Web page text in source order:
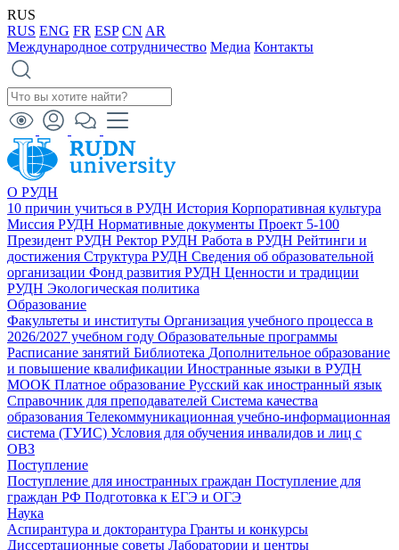
RUS
RUS ENG FR ESP CN AR
Международное сотрудничество Медиа Контакты
О РУДН
10 причин учиться в РУДН История Корпоративная культура
Миссия РУДН Нормативные документы Проект 5-100
Президент РУДН Ректор РУДН Работа в РУДН Рейтинги и
достижения Структура РУДН Сведения об образовательной
организации Фонд развития РУДН Ценности и традиции
РУДН Экологическая политика
Образование
Факультеты и институты Организация учебного процесса в
2026/2027 учебном году Образовательные программы
Расписание занятий Библиотека Дополнительное образование
и повышение квалификации Иностранные языки в РУДН
МООК Платное образование Русский как иностранный язык
Справочник для преподавателей Система качества
образования Телекоммуникационная учебно-информационная
система (ТУИС) Условия для обучения инвалидов и лиц с
ОВЗ
Поступление
Поступление для иностранных граждан Поступление для
граждан РФ Подготовка к ЕГЭ и ОГЭ
Наука
Аспирантура и докторантура Гранты и конкурсы
Диссертационные советы Лаборатории и центры